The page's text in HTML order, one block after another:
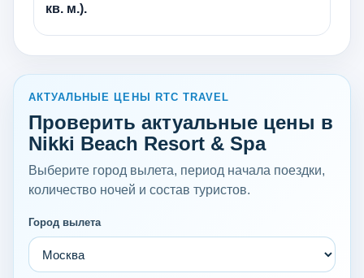
кв. м.).
АКТУАЛЬНЫЕ ЦЕНЫ RTC TRAVEL
Проверить актуальные цены в
Nikki Beach Resort & Spa
Выберите город вылета, период начала поездки,
количество ночей и состав туристов.
Город вылета